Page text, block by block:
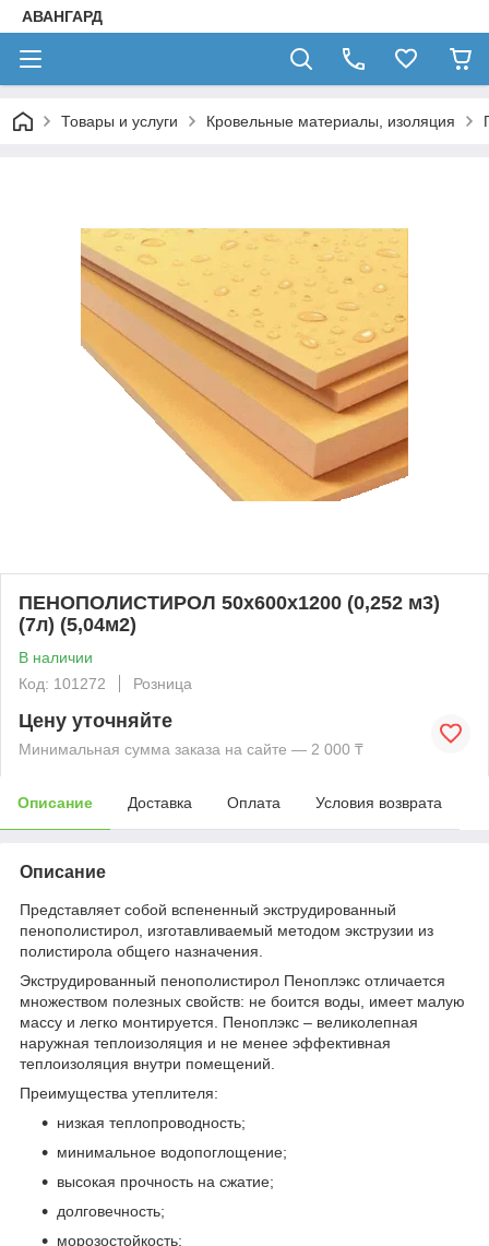
АВАНГАРД
Товары и услуги Кровельные материалы, изоляция
ПЕНОПОЛИСТИРОЛ 50х600х1200 (0,252 м3)
(7л) (5,04м2)
В наличии
Код: 101272
Розница
Цену уточняйте
Минимальная сумма заказа на сайте — 2 000 ₸
Описание Доставка Оплата Условия возврата
Описание
Представляет собой вспененный экструдированный
пенополистирол, изготавливаемый методом экструзии из
полистирола общего назначения.
Экструдированный пенополистирол Пеноплэкс отличается
множеством полезных свойств: не боится воды, имеет малую
массу и легко монтируется. Пеноплэкс – великолепная
наружная теплоизоляция и не менее эффективная
теплоизоляция внутри помещений.
Преимущества утеплителя:
низкая теплопроводность;
минимальное водопоглощение;
высокая прочность на сжатие;
долговечность;
морозостойкость;